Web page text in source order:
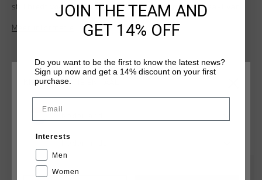
stijl biedt voor dagelijks gebruik. Dit T-shirt is gemaakt van
schouderplooien, een geprint neklabel en een gebogen snit.
Meer informatie
KIES JE LOCATIE EN TAAL
JOIN THE TEAM AND
GET 14% OFF
Do you want to be the first to know the latest news?
Sign up now and get a 14% discount on your first
purchase.
Email
Interests
Men
Women